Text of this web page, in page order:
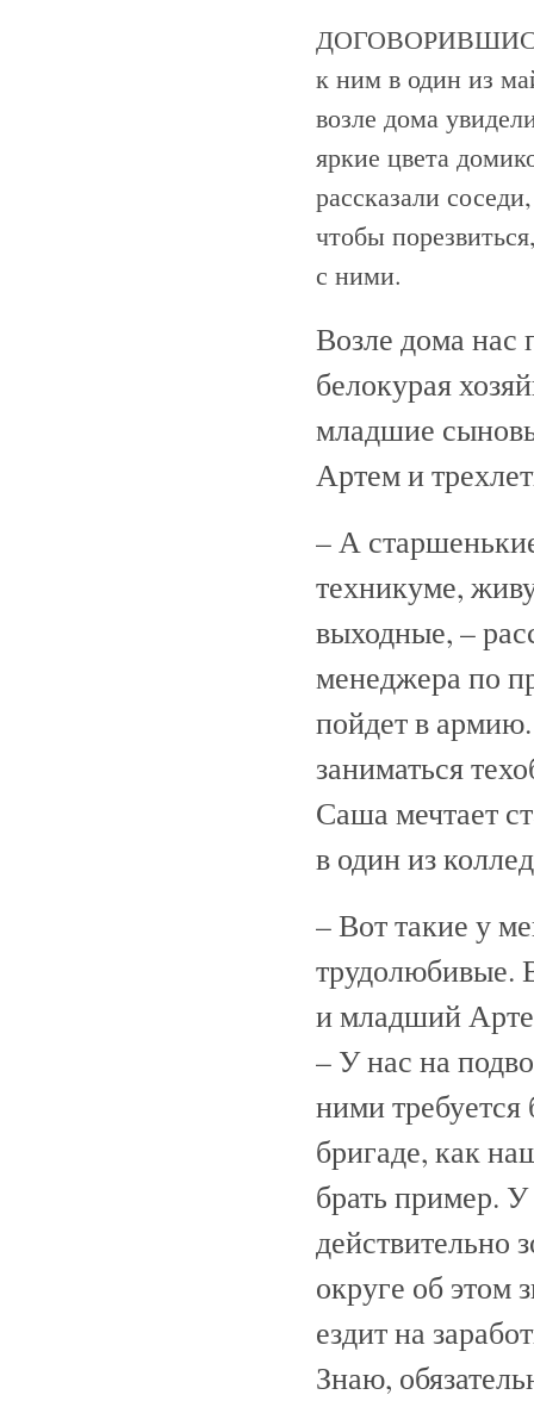
ДОГОВОРИВШИСЬ
к ним в один из
возле дома
яркие цвета
рассказали
чтобы
с ними.
Возле дома нас
белокурая
младшие
Артем и
– А
техникуме,
выходные, –
менеджера по
пойдет в
заниматься
Саша мечтает
в один из
– Вот такие у
трудолюбивые.
и младший
– У нас на
ними
бригаде, как
брать пример.
действительно
округе об этом
ездит на
Знаю,